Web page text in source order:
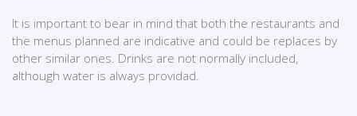
It is important to bear in mind that both the restaurants and
the menus planned are indicative and could be replaces by
other similar ones. Drinks are not normally included,
although water is always providad.